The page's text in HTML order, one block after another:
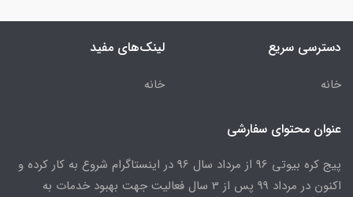
دسترسی سریع
خانه
لینک‌های مفید
خانه
عنوان محتوای سفارشی
پیج کره بیوتی 96 از مرداد سال 96 در اینستاگرام شروع به کار کرده و
اکنون در مرداد 99 پس از 3 سال فعالیت جهت بهبود خدمات به